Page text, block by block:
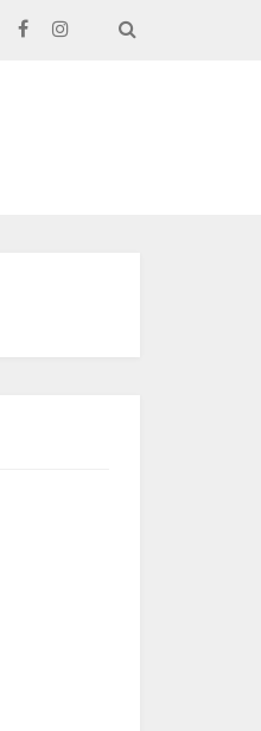
SEARCH